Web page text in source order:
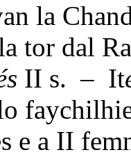
la
tor dal
II s. – It
e a II